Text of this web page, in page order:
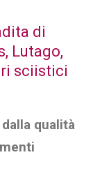
di
Lutago,
sciistici
qualità